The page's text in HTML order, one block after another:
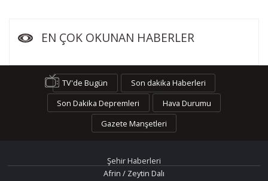
EN ÇOK OKUNAN HABERLER
TV'de Bugün
Son dakika Haberleri
Son Dakika Depremleri
Hava Durumu
Gazete Manşetleri
Şehir Haberleri
Afrin / Zeytin Dalı